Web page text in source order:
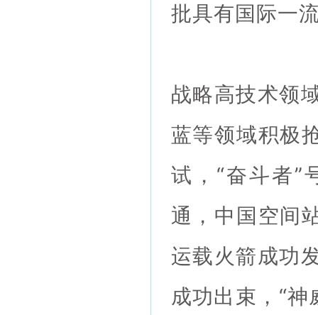
批具有国际一
战略高技术领
蓝等领域积极
试，“奋斗者”
通，中国空间
运载火箭成功
成功出束，“神